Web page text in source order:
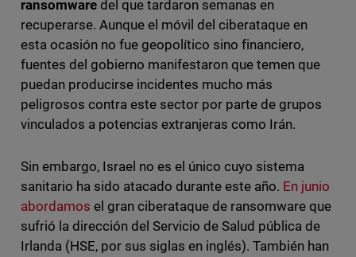
ransomwaredel que tardaron semanas en
recuperarse. Aunque el móvil del ciberataque en
esta ocasión no fue geopolítico sino financiero,
fuentes del gobierno manifestaron que temen que
puedan producirse incidentes mucho más
peligrosos contra este sector por parte de grupos
vinculados a potencias extranjeras como Irán.
Sin embargo, Israel no es el único cuyo sistema
sanitario ha sido atacado durante este año. En junio
abordamos el gran ciberataque de ransomware que
sufrió la dirección del Servicio de Salud pública de
Irlanda (HSE, por sus siglas en inglés). También han